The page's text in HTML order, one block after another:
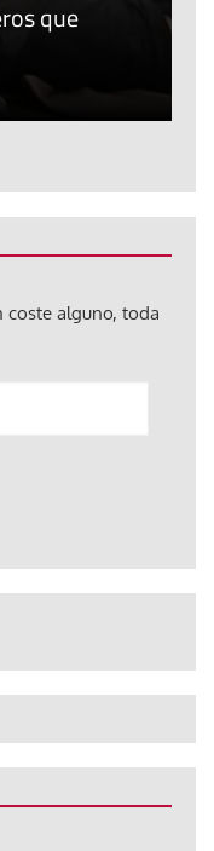
que
coste alguno, toda